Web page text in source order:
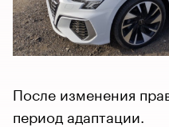
После изменения
период адаптации.